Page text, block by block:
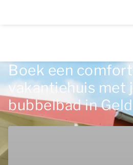
Boek een
vakantiehuis met
bubbelbad in